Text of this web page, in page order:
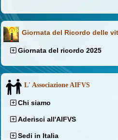
Giornata del Ricordo delle
Giornata del ricordo 2025
L' Associazione AIFVS
Chi siamo
Aderisci all'AIFVS
Sedi in Italia